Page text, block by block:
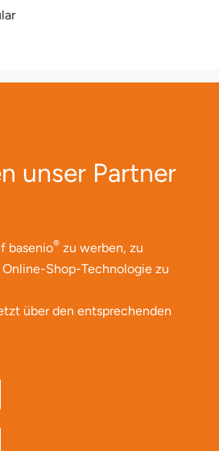
unser Partner
basenio® zu werben, zu
Shop-Technologie zu
über den entsprechenden